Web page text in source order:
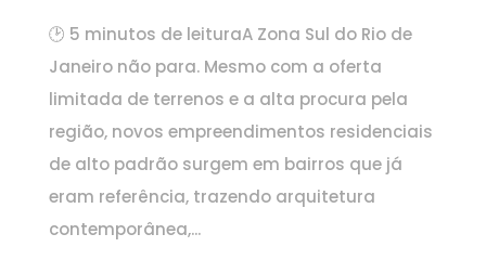
🕑 5 minutos de leituraA Zona Sul do Rio de
Janeiro não para. Mesmo com a oferta
limitada de terrenos e a alta procura pela
região, novos empreendimentos residenciais
de alto padrão surgem em bairros que já
eram referência, trazendo arquitetura
contemporânea,...